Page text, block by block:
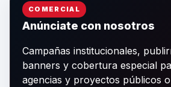
COMERCIAL
Anúnciate con nosotros
Campañas institucionales,
banners y cobertura especial
agencias y proyectos públicos